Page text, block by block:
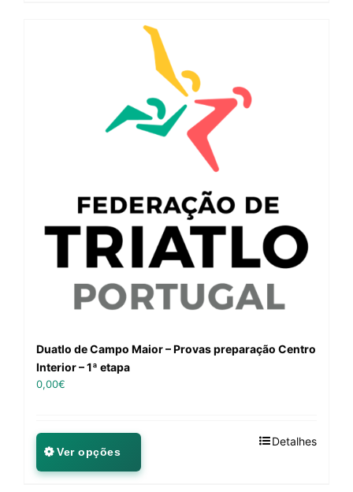
Duatlo de Campo Maior – Provas preparação Centro
Interior – 1ª etapa
0,00€
Ver opções
Detalhes